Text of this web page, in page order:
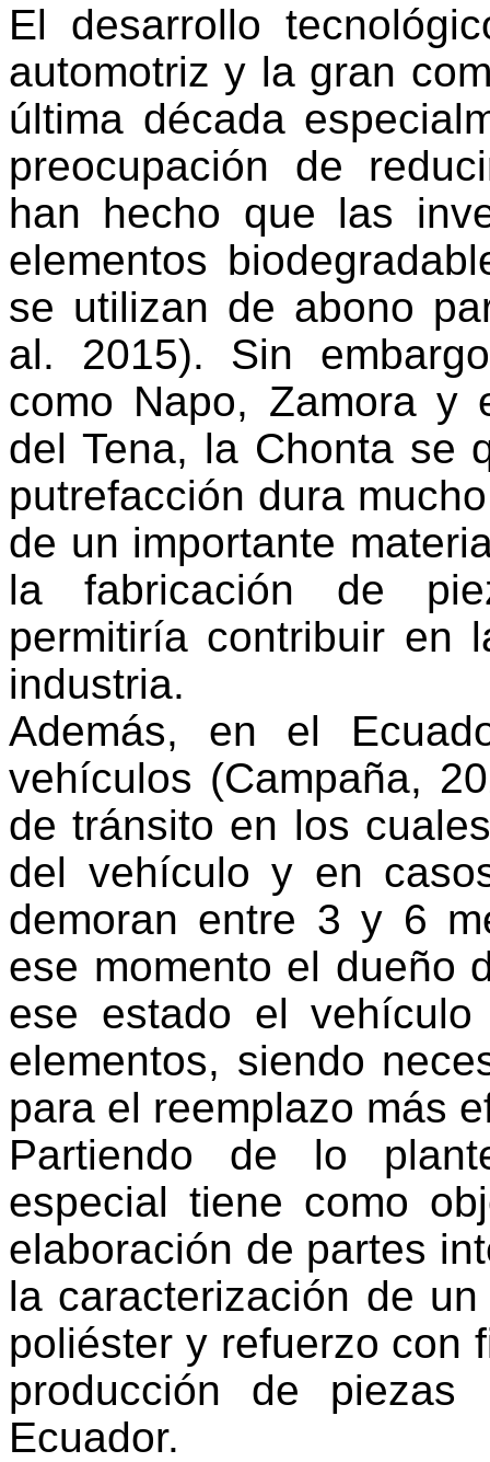
El desarrollo
automotriz y la gran
última década
preocupación de
han hecho que las
elementos
se utilizan de abono
al. 2015). Sin
como Napo, Zamora y
del Tena, la Chonta se
putrefacción dura
de un importante
la fabricación de
permitiría contribuir en
industria.
Además, en el
vehículos (Campaña,
de tránsito en los
del vehículo y en
demoran entre 3 y 6
ese momento el dueño
ese estado el
elementos, siendo
para el reemplazo más
Partiendo de lo
especial tiene como
elaboración de partes
la caracterización de
poliéster y refuerzo con
producción de piezas
Ecuador.